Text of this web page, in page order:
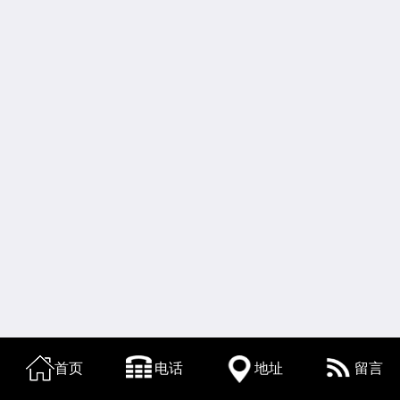
首页 电话 地址 留言